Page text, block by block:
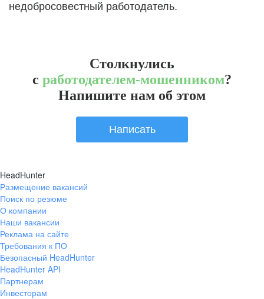
недобросовестный работодатель.
Столкнулись
с работодателем-мошенником?
Напишите нам об этом
Написать
HeadHunter
Размещение вакансий
Поиск по резюме
О компании
Наши вакансии
Реклама на сайте
Требования к ПО
Безопасный HeadHunter
HeadHunter API
Партнерам
Инвесторам